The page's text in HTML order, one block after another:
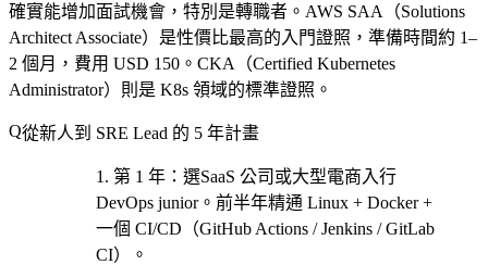
確實能增加面試機會，特別是轉職者。AWS SAA（Solutions
Architect Associate）是性價比最高的入門證照，準備時間約 1–
2 個月，費用 USD 150。CKA（Certified Kubernetes
Administrator）則是 K8s 領域的標準證照。
從新人到 SRE Lead 的 5 年計畫
第 1 年 ：選SaaS 公司或大型電商 入行
DevOps junior。前半年精通 Linux + Docker +
一個 CI/CD（GitHub Actions / Jenkins / GitLab
CI）。